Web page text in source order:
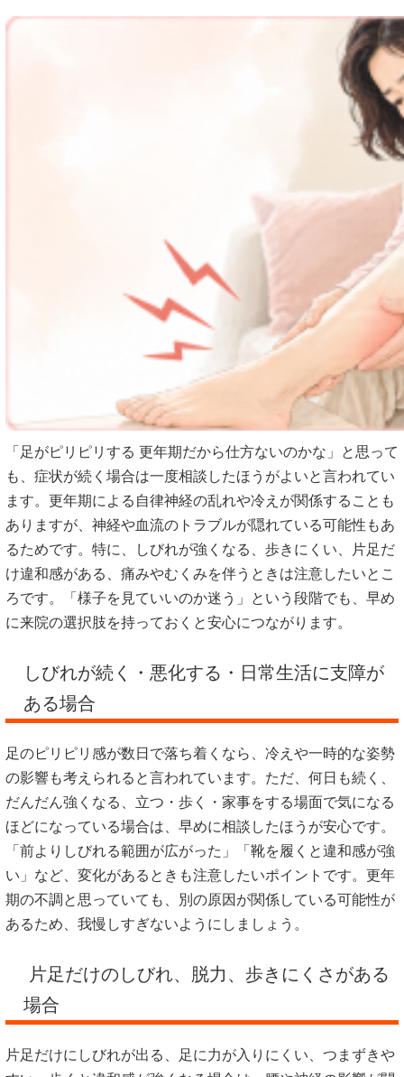
「足がピリピリする 更年期だから仕方ないのかな」と思って
も、症状が続く場合は一度相談したほうがよいと言われてい
ます。更年期による自律神経の乱れや冷えが関係することも
ありますが、神経や血流のトラブルが隠れている可能性もあ
るためです。特に、しびれが強くなる、歩きにくい、片足だ
け違和感がある、痛みやむくみを伴うときは注意したいとこ
ろです。「様子を見ていいのか迷う」という段階でも、早め
に来院の選択肢を持っておくと安心につながります。
しびれが続く・悪化する・日常生活に支障が
ある場合
足のピリピリ感が数日で落ち着くなら、冷えや一時的な姿勢
の影響も考えられると言われています。ただ、何日も続く、
だんだん強くなる、立つ・歩く・家事をする場面で気になる
ほどになっている場合は、早めに相談したほうが安心です。
「前よりしびれる範囲が広がった」「靴を履くと違和感が強
い」など、変化があるときも注意したいポイントです。更年
期の不調と思っていても、別の原因が関係している可能性が
あるため、我慢しすぎないようにしましょう。
片足だけのしびれ、脱力、歩きにくさがある
場合
片足だけにしびれが出る、足に力が入りにくい、つまずきや